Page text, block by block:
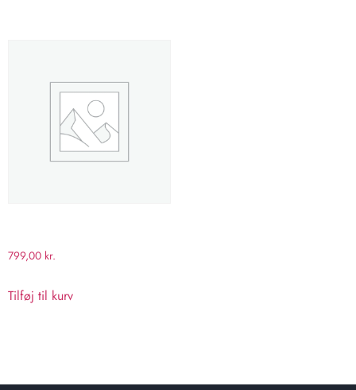
799,00 kr.
Tilføj til kurv